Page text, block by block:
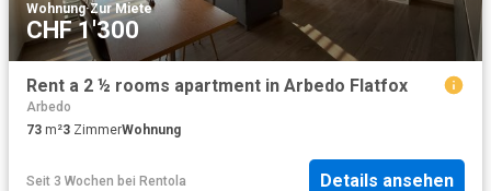
Wohnung·Zur Miete
CHF 1'300
Rent a 2 ½ rooms apartment in Arbedo Flatfox
Arbedo
73 m²3 ZimmerWohnung
Seit 3 Wochen bei Rentola Details ansehen